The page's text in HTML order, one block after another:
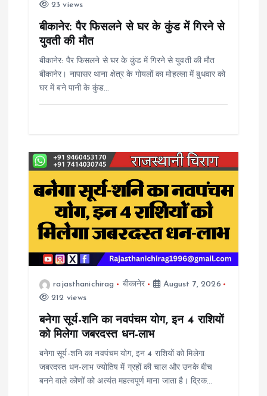
23 views
बीकानेर: पैर फिसलने से घर के कुंड में गिरने से
युवती की मौत
बीकानेर: पैर फिसलने से घर के कुंड में गिरने से युवती की मौत
बीकानेर। नापासर थाना क्षेत्र के गोयलों का मोहल्ला में बुधवार को
घर में बने पानी के कुंड…
rajasthanichirag बीकानेर
August 7, 2026
212 views
बनेगा सूर्य-शनि का नवपंचम योग, इन 4 राशियों
को मिलेगा जबरदस्त धन-लाभ
बनेगा सूर्य-शनि का नवपंचम योग, इन 4 राशियों को मिलेगा
जबरदस्त धन-लाभ ज्योतिष में ग्रहों की चाल और उनके बीच
बनने वाले कोणों को अत्यंत महत्वपूर्ण माना जाता है। द्रिक…